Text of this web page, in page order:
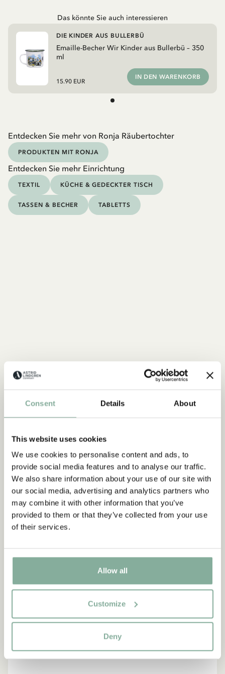
Consent Details About
This website uses cookies
We use cookies to personalise content and ads, to
provide social media features and to analyse our traffic.
We also share information about your use of our site with
our social media, advertising and analytics partners who
may combine it with other information that you’ve
provided to them or that they’ve collected from your use
of their services.
Allow all
Customize
Deny
Das könnte Sie auch interessieren
Emaille-Becher Wir Kinder aus Bullerbü – 350
ml
DIE KINDER AUS BULLERBÜ
15.90 EUR
IN DEN WARENKORB
Entdecken Sie mehr von Ronja Räubertochter
PRODUKTEN MIT RONJA
Entdecken Sie mehr Einrichtung
TEXTIL KÜCHE & GEDECKTER TISCH
TASSEN & BECHER TABLETTS
SHOP
RONJA